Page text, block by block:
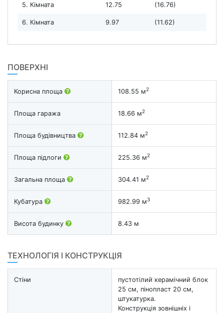
5. Кімната 12.75 (16.76)
6. Кімната 9.97 (11.62)
ПОВЕРХНІ
Корисна площа 108.55 м2
Площа гаража 18.66 м2
Площа будівництва 112.84 м2
Площа підлоги 225.36 м2
Загальна площа 304.41 м2
Кубатура 982.99 м3
Висота будинку 8.43 м
ТЕХНОЛОГІЯ І КОНСТРУКЦІЯ
Стіни
пустотілий керамічний блок
25 см, пінопласт 20 см,
штукатурка.
Конструкція зовнішніх і